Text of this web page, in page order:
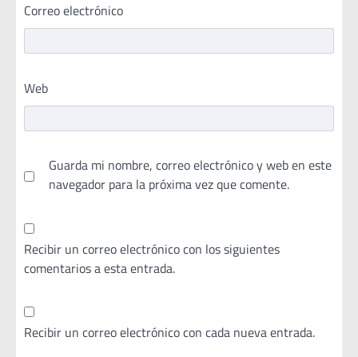
Correo electrónico
Web
Guarda mi nombre, correo electrónico y web en este
navegador para la próxima vez que comente.
Recibir un correo electrónico con los siguientes
comentarios a esta entrada.
Recibir un correo electrónico con cada nueva entrada.